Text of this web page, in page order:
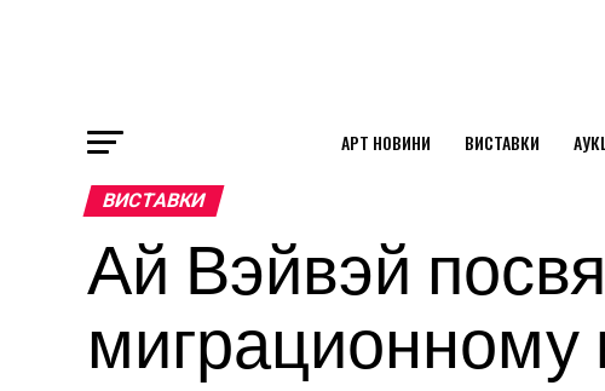
АРТ НОВИНИ ВИСТАВКИ
ВИСТАВКИ
Ай Вэйвэй
миграционному